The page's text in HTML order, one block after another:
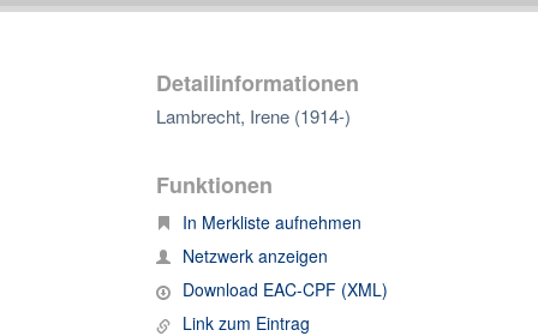
Detailinformationen
Lambrecht, Irene (1914-)
Funktionen
In Merkliste aufnehmen
Netzwerk anzeigen
Download EAC-CPF (XML)
Link zum Eintrag